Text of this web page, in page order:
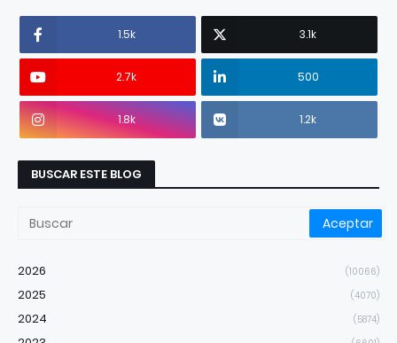
1.5k 3.1k
2.7k 500
1.8k 1.2k
BUSCAR ESTE BLOG
2026 (10066)
2025 (4070)
2024 (5874)